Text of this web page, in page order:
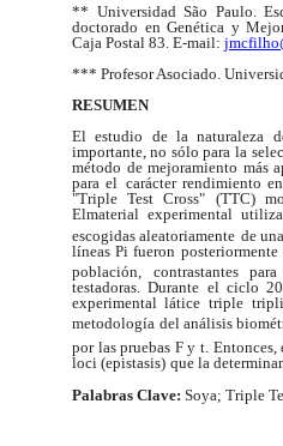
** Universidad São Paulo.
doctorado en Genética y
Caja Postal 83. E-mail:
*** Profesor Asociado.
RESUMEN
El estudio de la naturaleza
importante, no sólo para la
método de mejoramiento más
para el carácter rendimiento
"Triple Test Cross" (TTC)
Elmaterial experimental
escogidas aleatoriamente de
líneas Pi fueron posteriormente
población,
contrastantes
testadoras. Durante el ciclo
experimental látice triple
metodología del análisis
por las pruebas F y t. Entonces,
loci (epistasis) que la
Palabras Clave: Soya; Triple